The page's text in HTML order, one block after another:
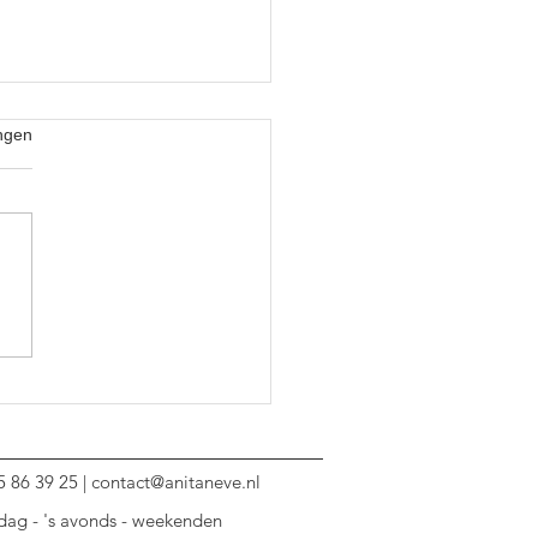
86 39 25 | contact@anitaneve.nl
- 's avonds - weekenden